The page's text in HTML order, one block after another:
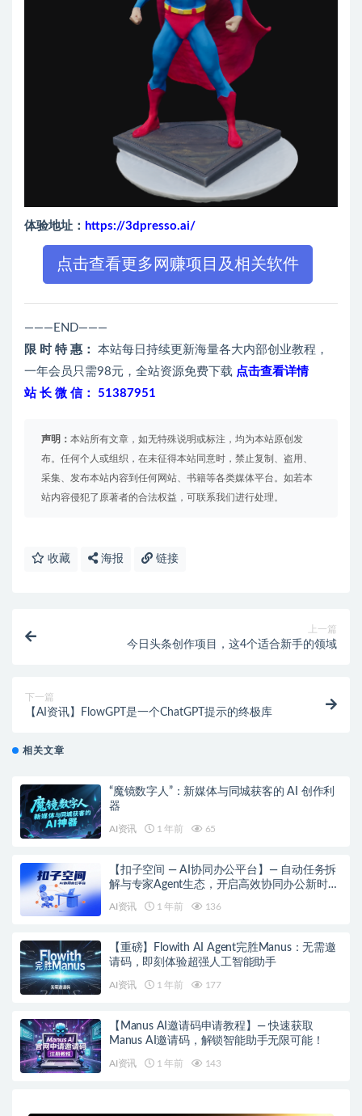
体验地址： https://3dpresso.ai/
点击查看更多网赚项目及相关软件
———END———
限 时 特 惠： 本站每日持续更新海量各大内部创业教程，
一年会员只需98元，全站资源免费下载 点击查看详情
站 长 微 信： 51387951
声明： 本站所有文章，如无特殊说明或标注，均为本站原创发
布。任何个人或组织，在未征得本站同意时，禁止复制、盗用、
采集、发布本站内容到任何网站、书籍等各类媒体平台。如若本
站内容侵犯了原著者的合法权益，可联系我们进行处理。
收藏 海报 链接
上一篇
今日头条创作项目，这4个适合新手的领域
下一篇
【AI资讯】FlowGPT是一个ChatGPT提示的终极库
相关文章
“魔镜数字人”：新媒体与同城获客的 AI 创作利
器
AI资讯 1 年前 65
【扣子空间 — AI协同办公平台】— 自动任务拆
解与专家Agent生态，开启高效协同办公新时
AI资讯 1 年前 136
【重磅】Flowith AI Agent完胜Manus：无需邀
请码，即刻体验超强人工智能助手
AI资讯 1 年前 177
【Manus AI邀请码申请教程】— 快速获取
Manus AI邀请码，解锁智能助手无限可能！
AI资讯 1 年前 143